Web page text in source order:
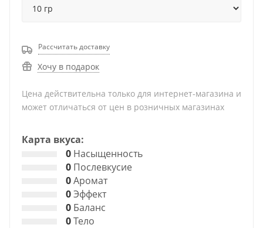
Рассчитать доставку
Хочу в подарок
Цена действительна только для интернет-магазина и
может отличаться от цен в розничных магазинах
Карта вкуса:
0 Насыщенность
0 Послевкусие
0Аромат
0Эффект
0 Баланс
0Тело